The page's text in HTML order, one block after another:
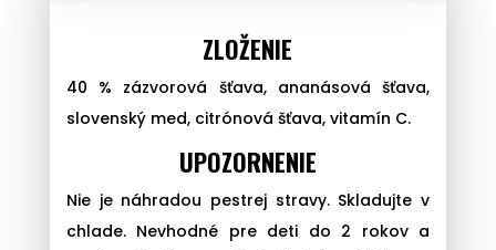
ZLOŽENIE
40 % zázvorová šťava, ananásová šťava,
slovenský med, citrónová šťava, vitamín C.
UPOZORNENIE
Nie je náhradou pestrej stravy. Skladujte v
chlade. Nevhodné pre deti do 2 rokov a